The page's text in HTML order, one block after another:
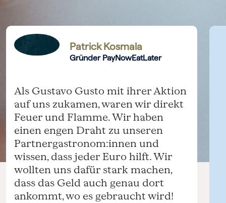
Patrick Kosmala
Gründer PayNowEatLater
Als Gustavo Gusto mit ihrer Aktion
auf uns zukamen, waren wir direkt
Feuer und Flamme. Wir haben
einen engen Draht zu unseren
Partnergastronom:innen und
wissen, dass jeder Euro hilft. Wir
wollten uns dafür stark machen,
dass das Geld auch genau dort
ankommt, wo es gebraucht wird!